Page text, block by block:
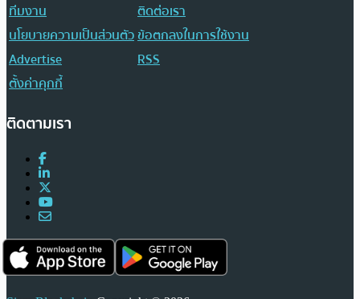
ทีมงาน
ติดต่อเรา
นโยบายความเป็นส่วนตัวข้อตกลงในการใช้งาน
Advertise
RSS
ตั้งค่าคุกกี้
ติดตามเรา